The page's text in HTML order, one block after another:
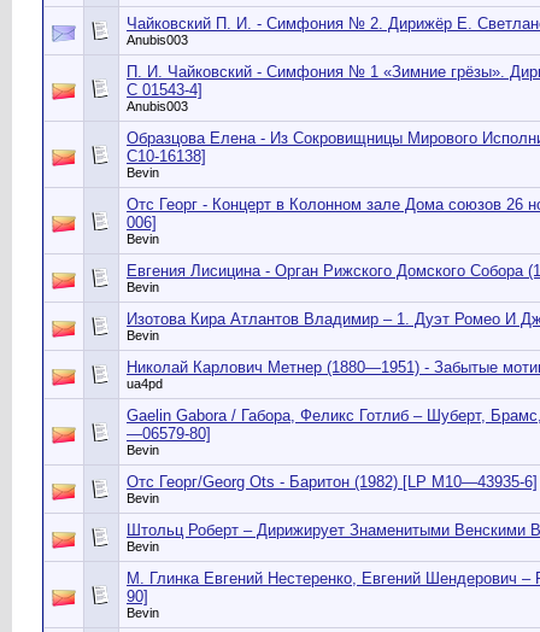
Чайковский П. И. - Симфония № 2. Дирижёр Е.
Anubis003
П. И. Чайковский - Симфония № 1 «Зимние грёзы».
С 01543-4]
Anubis003
Образцова Елена - Из Сокровищницы Мирового
C10-16138]
Bevin
Отс Георг - Концерт в Колонном зале Дома союзов 26
006]
Bevin
Евгения Лисицина - Орган Рижского Домского Собора
Bevin
Изотова Кира Атлантов Владимир – 1. Дуэт Ромео И
Bevin
Николай Карлович Метнер (1880—1951) - Забытые
ua4pd
Gaelin Gabora / Габора, Феликс Готлиб – Шуберт,
—06579-80]
Bevin
Отс Георг/Georg Ots - Баритон (1982) [LP М10—43935-6]
Bevin
Штольц Роберт – Дирижирует Знаменитыми Венскими
Bevin
М. Глинка Евгений Нестеренко, Евгений Шендерович
90]
Bevin